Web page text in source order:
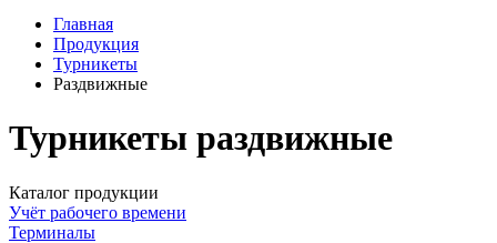
Главная
Продукция
Турникеты
Раздвижные
Турникеты раздвижные
Каталог продукции
Учёт рабочего времени
Терминалы